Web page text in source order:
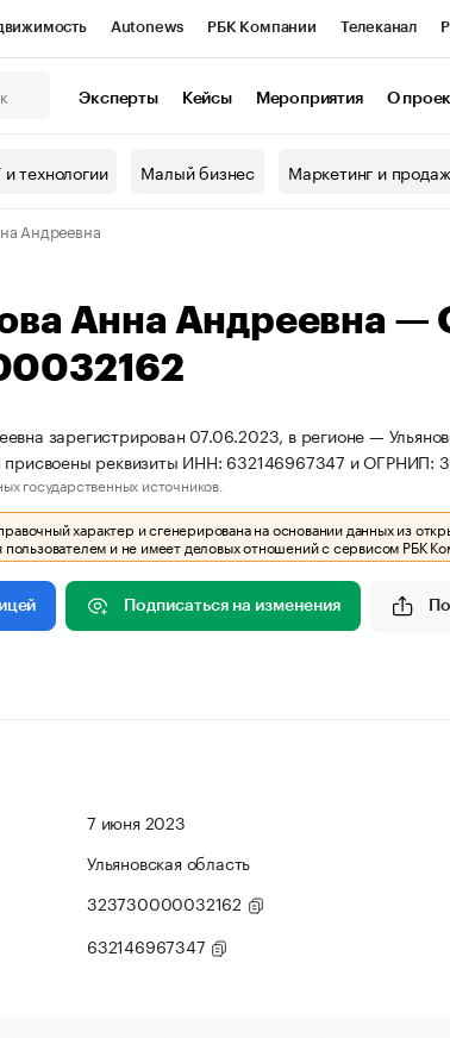
Autonews РБК Компании Телеканал
Эксперты Кейсы Мероприятия О
и технологии Малый бизнес Маркетинг и
Андреевна
Анна Андреевна
зарегистрирован 07.06.2023, в регионе —
присвоены реквизиты ИНН: 632146967347 и ОГРНИП:
государственных источников.
характер и сгенерирована на основании данных из
пользователем и не имеет деловых отношений с сервисом РБК
Подписаться на изменения
7 июня 2023
Ульяновская область
323730000032162
632146967347